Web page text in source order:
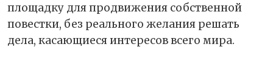
площадку для продвижения собственной
повестки, без реального желания решать
дела, касающиеся интересов всего мира.